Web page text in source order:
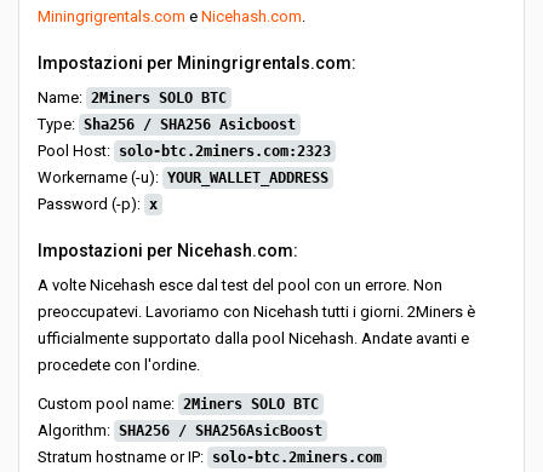
Miningrigrentals.com e Nicehash.com.
Impostazioni per Miningrigrentals.com:
Name: 2Miners SOLO BTC
Type: Sha256 / SHA256 Asicboost
Pool Host: solo-btc.2miners.com:2323
Workername (-u): YOUR_WALLET_ADDRESS
Password (-p): x
Impostazioni per Nicehash.com:
A volte Nicehash esce dal test del pool con un errore. Non
preoccupatevi. Lavoriamo con Nicehash tutti i giorni. 2Miners è
ufficialmente supportato dalla pool Nicehash. Andate avanti e
procedete con l'ordine.
Custom pool name: 2Miners SOLO BTC
Algorithm: SHA256 / SHA256AsicBoost
Stratum hostname or IP: solo-btc.2miners.com